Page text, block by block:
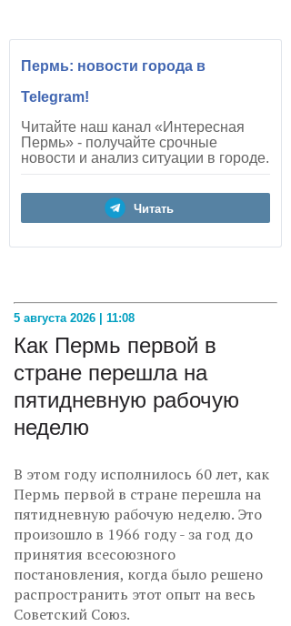
Пермь: новости города в
Telegram!
Читайте наш канал «Интересная
Пермь» - получайте срочные
новости и анализ ситуации в городе.
Читать
5 августа 2026 | 11:08
Как Пермь первой в
стране перешла на
пятидневную рабочую
неделю
В этом году исполнилось 60 лет, как
Пермь первой в стране перешла на
пятидневную рабочую неделю. Это
произошло в 1966 году - за год до
принятия всесоюзного
постановления, когда было решено
распространить этот опыт на весь
Советский Союз.